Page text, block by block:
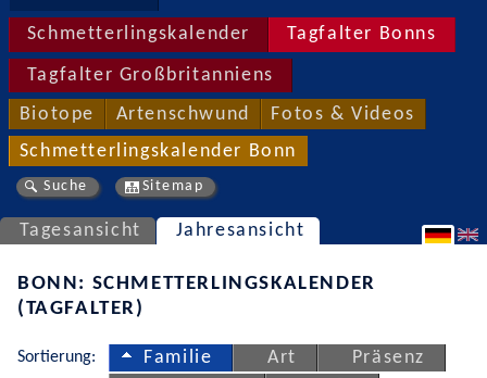
Schmetterlingskalender Tagfalter Bonns
Tagfalter Großbritanniens
Biotope Artenschwund Fotos & Videos
Schmetterlingskalender Bonn
Suche Sitemap
Tagesansicht Jahresansicht
BONN: SCHMETTERLINGSKALENDER
(TAGFALTER)
Sortierung: Familie Art
Präsenz